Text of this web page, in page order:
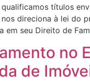
qualificamos títulos
nos direciona à lei do
em seu Direito de
no
de